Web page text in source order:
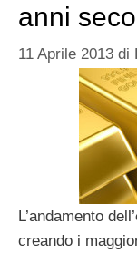
anni
11 Aprile 2013 di
L’andamento dell’
creando i